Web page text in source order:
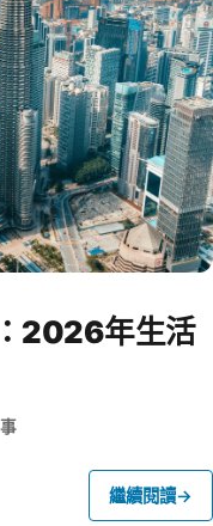
2026年生活
繼續閱讀→